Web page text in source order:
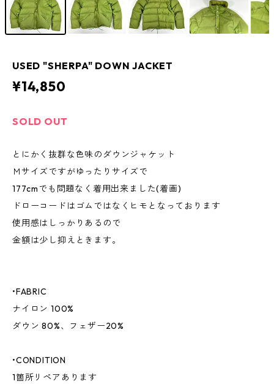
USED "SHERPA" DOWN JACKET
¥14,850
SOLD OUT
とにかく抜群な色味のダウンジャケット
Ｍサイズですがゆったりサイズで
177cmでも問題なく着用出来ました(着画)
ドローコードはゴムではなくヒモとなっております
使用感はしっかりあるので
金額は少し抑えときます。
•FABRIC
ナイロン 100%
ダウン 80%、フェザー20%
•CONDITION
1箇所リペアあります